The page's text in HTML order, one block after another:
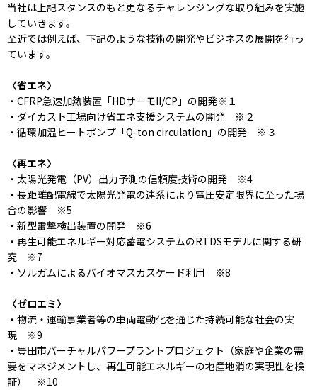
当社は上記スタンスのもと更なるチャレンジングな取り組みを実施
していきます。
至近では例えば、下記のような技術の開発やビジネスの展開を行っ
ています。
〈省エネ〉
・CFRP急速加熱装置「HDサーモII/CP」の開発※１
・ダイカスト工場向け省エネ支援システムの開発 ※２
・循環加温ヒートポンプ「Q-ton circulation」の開発 ※３
〈再エネ〉
・太陽光発電（PV）出力予測の信頼度技術の開発 ※4
・長距離配電線で太陽光発電の連系により電圧安定限界に至った場
合の影響 ※5
・新型雷撃検出装置の開発 ※6
・再生可能エネルギー対応蓄電システムのRTDSモデルに関する研
究 ※7
・ソルガムによるバイオマスカスケード利用 ※8
〈ゼロエミ〉
・物流・運輸事業者等の車両電動化を通じた持続可能な社会の実
現 ※9
・豊田市バーチャルパワープラントプロジェクト（家庭や企業の需
要をマネジメントし、再生可能エネルギーの地産地消の実現性を検
証） ※10